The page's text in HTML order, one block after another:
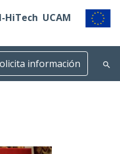
HiTech UCAM
información